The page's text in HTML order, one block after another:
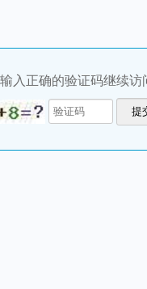
入正确的验证码继续访